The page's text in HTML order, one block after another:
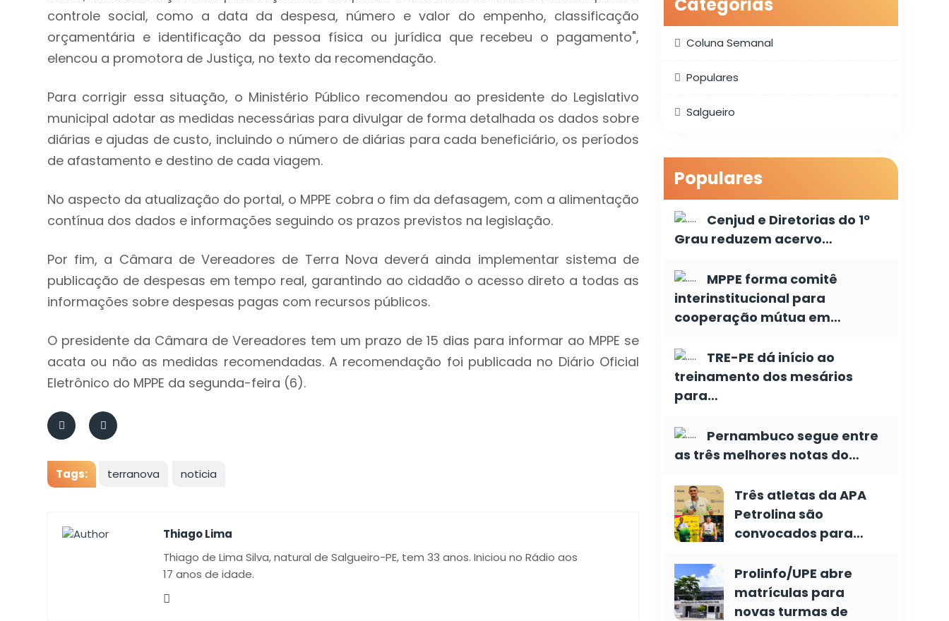
controle social, como a data da despesa, número e valor do empenho, classificação
orçamentária e identificação da pessoa física ou jurídica que recebeu o pagamento",
elencou a promotora de Justiça, no texto da recomendação.
Para corrigir essa situação, o Ministério Público recomendou ao presidente do Legislativo
municipal adotar as medidas necessárias para divulgar de forma detalhada os dados sobre
diárias e ajudas de custo, incluindo o número de diárias para cada beneficiário, os períodos
de afastamento e destino de cada viagem.
No aspecto da atualização do portal, o MPPE cobra o fim da defasagem, com a alimentação
contínua dos dados e informações seguindo os prazos previstos na legislação.
Por fim, a Câmara de Vereadores de Terra Nova deverá ainda implementar sistema de
publicação de despesas em tempo real, garantindo ao cidadão o acesso direto a todas as
informações sobre despesas pagas com recursos públicos.
O presidente da Câmara de Vereadores tem um prazo de 15 dias para informar ao MPPE se
acata ou não as medidas recomendadas. A recomendação foi publicada no Diário Oficial
Eletrônico do MPPE da segunda-feira (6).
Tags: terranova noticia
Thiago Lima
Thiago de Lima Silva, natural de Salgueiro-PE, tem 33 anos. Iniciou no Rádio aos
17 anos de idade.
Coluna Semanal
Populares
Salgueiro
Populares
Cenjud e Diretorias do 1º
Grau reduzem acervo…
MPPE forma comitê
interinstitucional para
cooperação mútua em…
TRE-PE dá início ao
treinamento dos mesários
para…
Pernambuco segue entre
as três melhores notas do…
Três atletas da APA
Petrolina são
convocados para…
Prolinfo/UPE abre
matrículas para
novas turmas de